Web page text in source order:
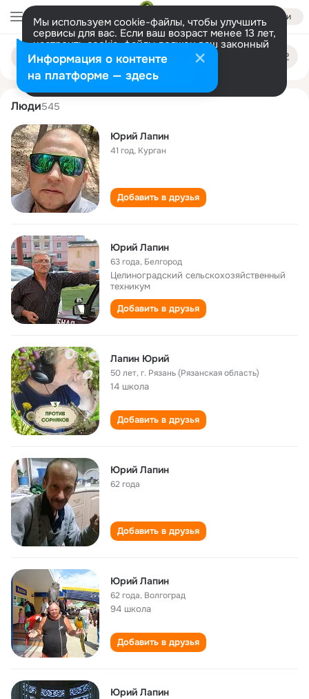
Войти
Мы используем cookie-файлы, чтобы улучшить
сервисы для вас. Если ваш возраст менее 13 лет,
настроить cookie-файлы должен ваш законный
представитель. Больше информации
Разрешить все Настроить
Поиск
людям
yuriy lapin
Люди545
Юрий Лапин
41 год, Курган
Добавить в друзья
Юрий Лапин
63 года, Белгород
Целиноградский сельскохозяйственный
техникум
Добавить в друзья
Лапин Юрий
50 лет,г. Рязань (Рязанская область)
14 школа
Добавить в друзья
Юрий Лапин
62 года
Добавить в друзья
Юрий Лапин
62 года, Волгоград
94 школа
Добавить в друзья
Юрий Лапин
Информация о контенте
на платформе — здесь